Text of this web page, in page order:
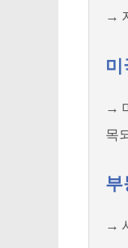
→
→
목
부
→